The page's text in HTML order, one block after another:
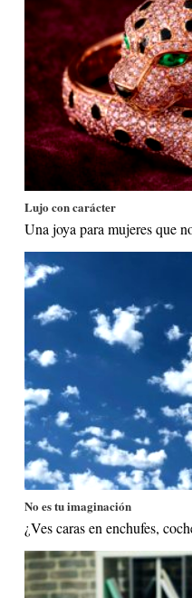
Lujo con carácter
Una joya para mujeres que
No es tu imaginación
¿Ves caras en enchufes,